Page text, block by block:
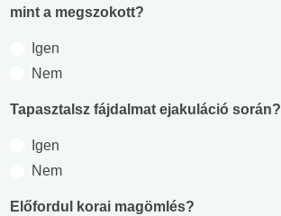
mint a megszokott?
Igen
Nem
Tapasztalsz fájdalmat ejakuláció során?
Igen
Nem
Előfordul korai magömlés?